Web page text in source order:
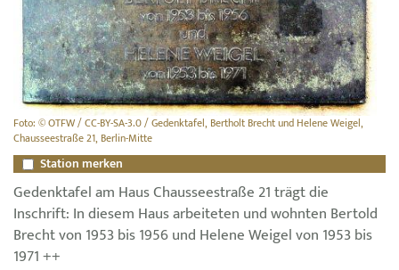
Foto: © OTFW / CC-BY-SA-3.0 / Gedenktafel, Bertholt Brecht und Helene Weigel,
Chausseestraße 21, Berlin-Mitte
Station merken
Gedenktafel am Haus Chausseestraße 21 trägt die
Inschrift: In diesem Haus arbeiteten und wohnten Bertold
Brecht von 1953 bis 1956 und Helene Weigel von 1953 bis
1971 ++